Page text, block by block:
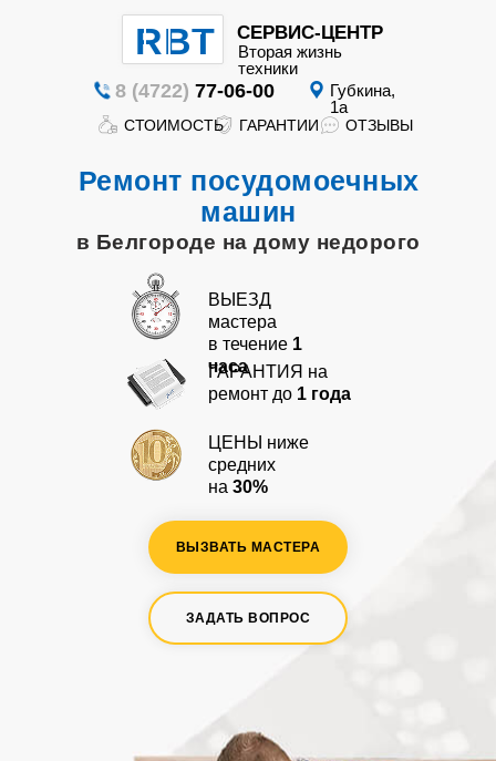
ВЫЕЗД
мастера
в течение 1
часа
ГАРАНТИЯ на
ремонт до 1 года
ЦЕНЫ ниже
средних
на 30%
ВЫЗВАТЬ МАСТЕРА
ЗАДАТЬ ВОПРОС
Ремонт посудомоечных
машин
в Белгороде на дому недорого
СЕРВИС-ЦЕНТР
Вторая жизнь
техники
ГАРАНТИИ ОТЗЫВЫ
8 (4722) 77-06-00
Губкина,
1а
RBT
СТОИМОСТЬ
ГАРАНТИИ СТОИМОСТЬ
техники